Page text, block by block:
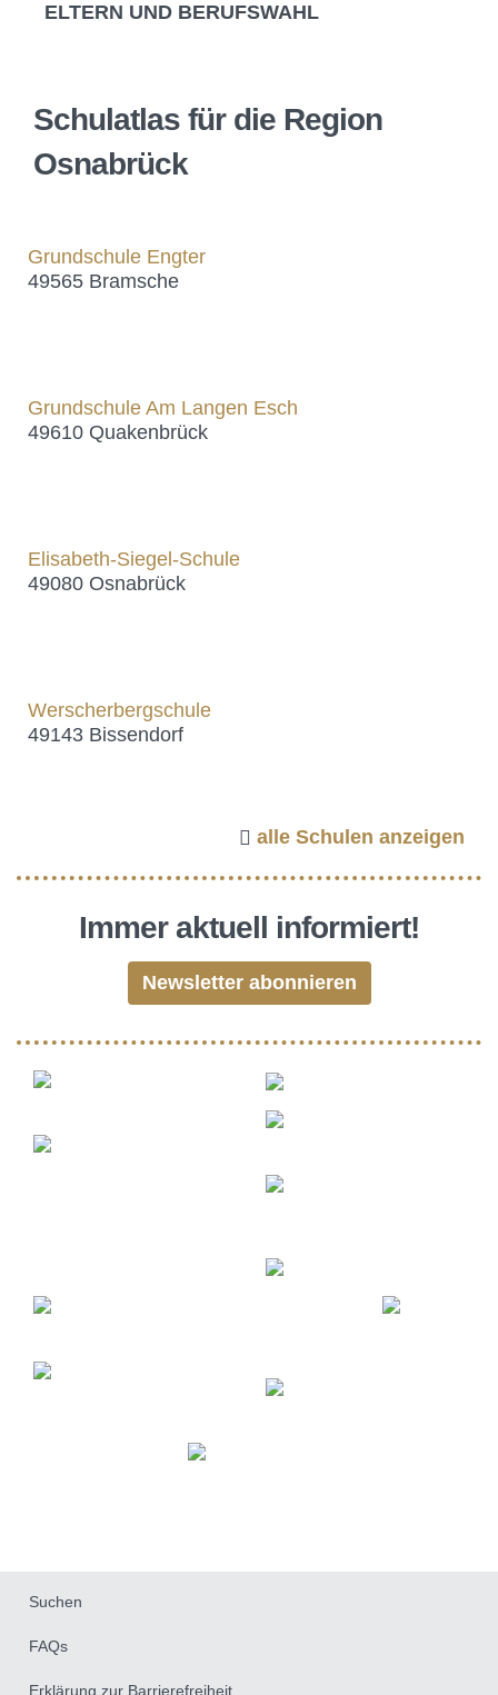
ELTERN UND BERUFSWAHL
Schulatlas für die Region
Osnabrück
Grundschule Engter
49565 Bramsche
Grundschule Am Langen Esch
49610 Quakenbrück
Elisabeth-Siegel-Schule
49080 Osnabrück
Werscherbergschule
49143 Bissendorf
alle Schulen anzeigen
Immer aktuell informiert!
Newsletter abonnieren
Fußzeile
Suchen
FAQs
Erklärung zur Barrierefreiheit